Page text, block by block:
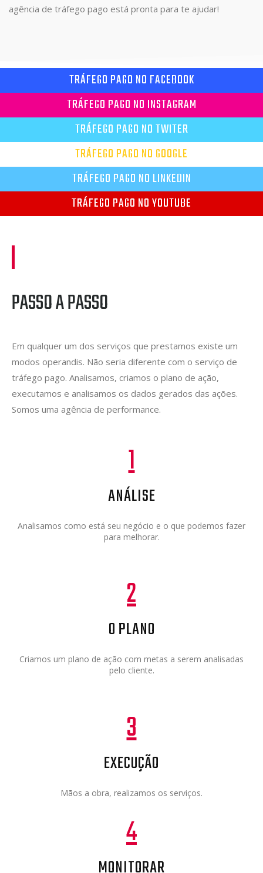
agência de tráfego pago está pronta para te ajudar!
TRÁFEGO PAGO NO FACEBOOK
TRÁFEGO PAGO NO INSTAGRAM
TRÁFEGO PAGO NO TWITER
TRÁFEGO PAGO NO GOOGLE
TRÁFEGO PAGO NO LINKEDIN
TRÁFEGO PAGO NO YOUTUBE
PASSO A PASSO
Em qualquer um dos serviços que prestamos existe um
modos operandis. Não seria diferente com o serviço de
tráfego pago. Analisamos, criamos o plano de ação,
executamos e analisamos os dados gerados das ações.
Somos uma agência de performance.
1
ANÁLISE
Analisamos como está seu negócio e o que podemos fazer
para melhorar.
2
O PLANO
Criamos um plano de ação com metas a serem analisadas
pelo cliente.
3
EXECUÇÃO
Mãos a obra, realizamos os serviços.
4